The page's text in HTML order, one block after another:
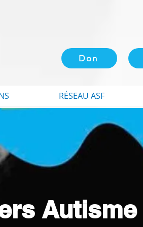
Don
RÉSEAU ASF
Autisme